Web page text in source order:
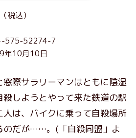
税込）
575-52274-7
年10月10日
際サラリーマンはともに陰湿
しようとやって来た鉄道の駅
は、バイクに乗って自殺場所
のだが……。(「自殺同盟」よ